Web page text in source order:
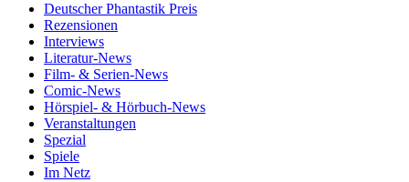
Deutscher Phantastik Preis
Rezensionen
Interviews
Literatur-News
Film- & Serien-News
Comic-News
Hörspiel- & Hörbuch-News
Veranstaltungen
Spezial
Spiele
Im Netz